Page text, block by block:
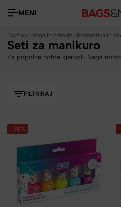
MENI
Seti za manikuro
Domov Nega in zdravje Kozmetika in
Za popolne nohte kjerkoli. Nega
FILTRIRAJ
-70%